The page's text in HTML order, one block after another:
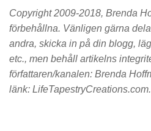
Copyright 2009-2018, Brenda
förbehållna. Vänligen gärna
andra, skicka in på din blogg,
etc., men behåll artikelns
författaren/kanalen: Brenda
länk: LifeTapestryCreations.com.